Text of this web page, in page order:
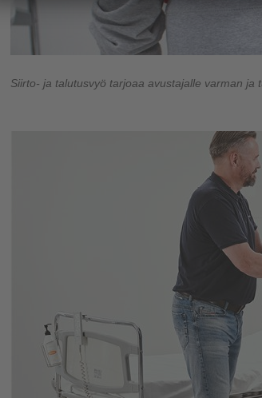
Siirto- ja talutusvyö tarjoaa avustajalle varman ja